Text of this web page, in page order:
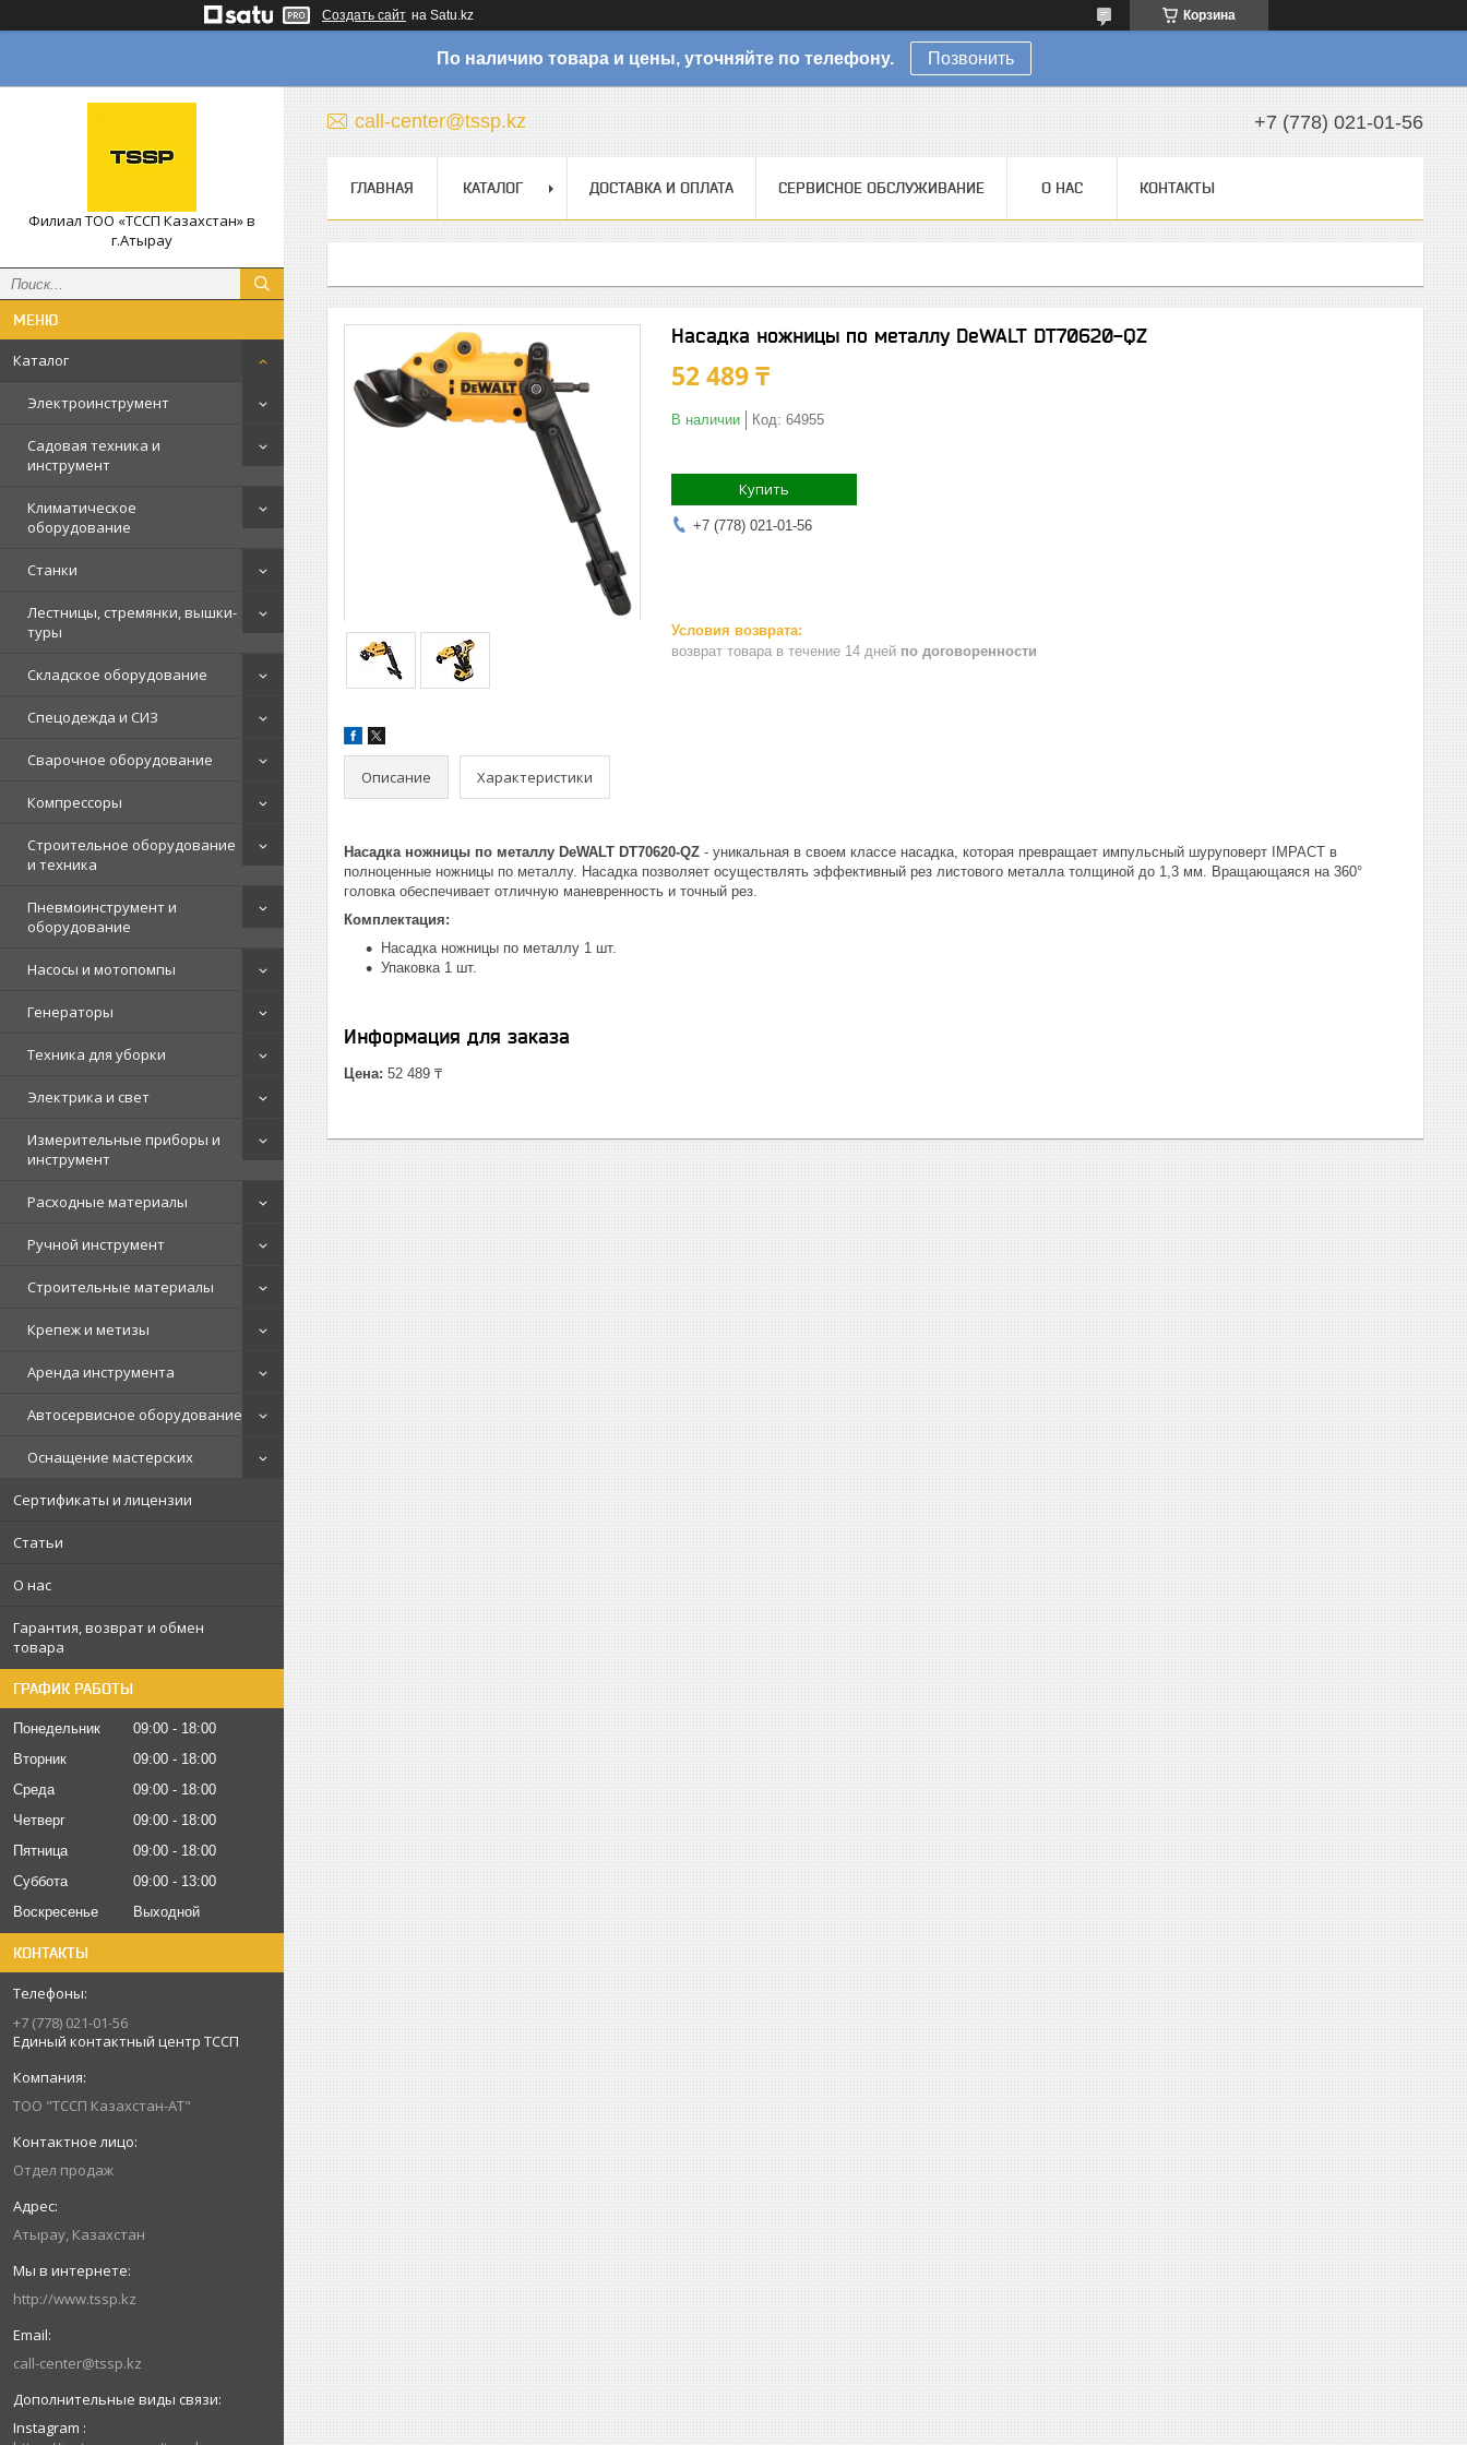
Создать сайт на Satu.kz Корзина
По наличию товара и цены, уточняйте по телефону. Позвонить
Филиал ТОО «ТССП Казахстан» в
г.Атырау
Каталог
Электроинструмент
Садовая техника и
инструмент
Климатическое
оборудование
Станки
Лестницы, стремянки, вышки-
туры
Складское оборудование
Спецодежда и СИЗ
Сварочное оборудование
Компрессоры
Строительное оборудование
и техника
Пневмоинструмент и
оборудование
Насосы и мотопомпы
Генераторы
Техника для уборки
Электрика и свет
Измерительные приборы и
инструмент
Расходные материалы
Ручной инструмент
Строительные материалы
Крепеж и метизы
Аренда инструмента
Автосервисное оборудование
Оснащение мастерских
Сертификаты и лицензии
Статьи
О нас
Гарантия, возврат и обмен
товара
ГРАФИК РАБОТЫ
Понедельник 09:00
18:00
Вторник
09:00
18:00
Среда
09:00
18:00
Четверг
09:00
18:00
Пятница
09:00
18:00
Суббота
09:00
13:00
Воскресенье
Выходной
КОНТАКТЫ
+7 (778) 021-01-56
Единый контактный центр ТССП
ТОО "ТССП Казахстан-АТ"
Отдел продаж
Атырау, Казахстан
http://www.tssp.kz
call-center@tssp.kz
Instagram
call-center@tssp.kz +7 (778) 021-01-56
ГЛАВНАЯ КАТАЛОГ ДОСТАВКА И ОПЛАТА СЕРВИСНОЕ ОБСЛУЖИВАНИЕ О НАС КОНТАКТЫ
Насадка ножницы по металлу DeWALT DT70620-QZ
52 489 ₸
В наличии Код: 64955
Купить
+7 (778) 021-01-56
возврат товара в течение 14 дней по договоренности
Описание Характеристики
Насадка ножницы по металлу DeWALT DT70620-QZ - уникальная в своем классе насадка, которая превращает импульсный шуруповерт IMPACT в
полноценные ножницы по металлу. Насадка позволяет осуществлять эффективный рез листового металла толщиной до 1,3 мм. Вращающаяся на 360°
головка обеспечивает отличную маневренность и точный рез.
Комплектация:
Насадка ножницы по металлу 1 шт.
Упаковка 1 шт.
Информация для заказа
Цена: 52 489 ₸